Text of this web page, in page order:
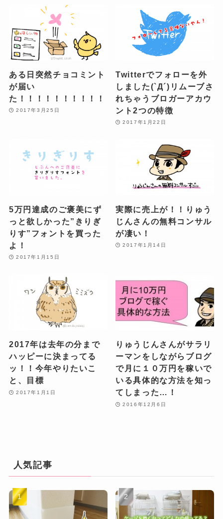
ある日突然チョコミント
が届い
た！！！！！！！！！！
2017年3月25日
Twitterでフォローを外
しました(`Д´)リムーブさ
れちゃうブロガーアカウ
ント2つの特徴
2017年1月22日
5万円達成のご褒美にず
っと欲しかった”きりぎ
りす”フォントを買った
よ！
2017年1月15日
実際に売上が！！りゅう
じんさんの無料コンサル
が凄い！
2017年1月14日
2017年は去年の分まで
ハッピーに決まってる
ッ！！今年やりたいこ
と、目標
2017年1月1日
りゅうじんさんがサラリ
ーマンをしながらブログ
で月に１０万円を稼いで
いる具体的な方法を知っ
てしまった…！
2016年12月6日
人気記事